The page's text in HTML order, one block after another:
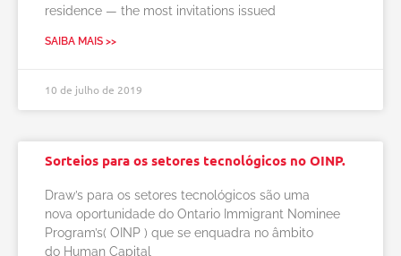
residence — the most invitations issued
SAIBA MAIS >>
10 de julho de 2019
Sorteios para os setores tecnológicos no OINP.
Draw’s para os setores tecnológicos são uma
nova oportunidade do Ontario Immigrant Nominee
Program’s( OINP ) que se enquadra no âmbito
do Human Capital